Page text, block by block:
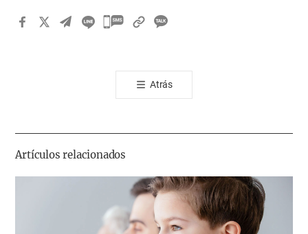
카
톡
공
기
Atrás
Artículos relacionados